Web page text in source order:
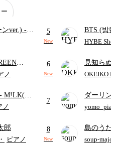
ver.) -
のり)
映画ちい
つ』よ
ノ
- M!LK(佐
ノ
郎
・ ピアノ
5
New
BTS (방
HYBE
6
New
見知ら
ャツが乾
OKEIKO
7
ダーリン
APPLE (
8
New
島のうた
映画ちい
soup-majo